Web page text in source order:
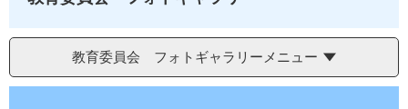
教育委員会 フォトギャラリーメニュー